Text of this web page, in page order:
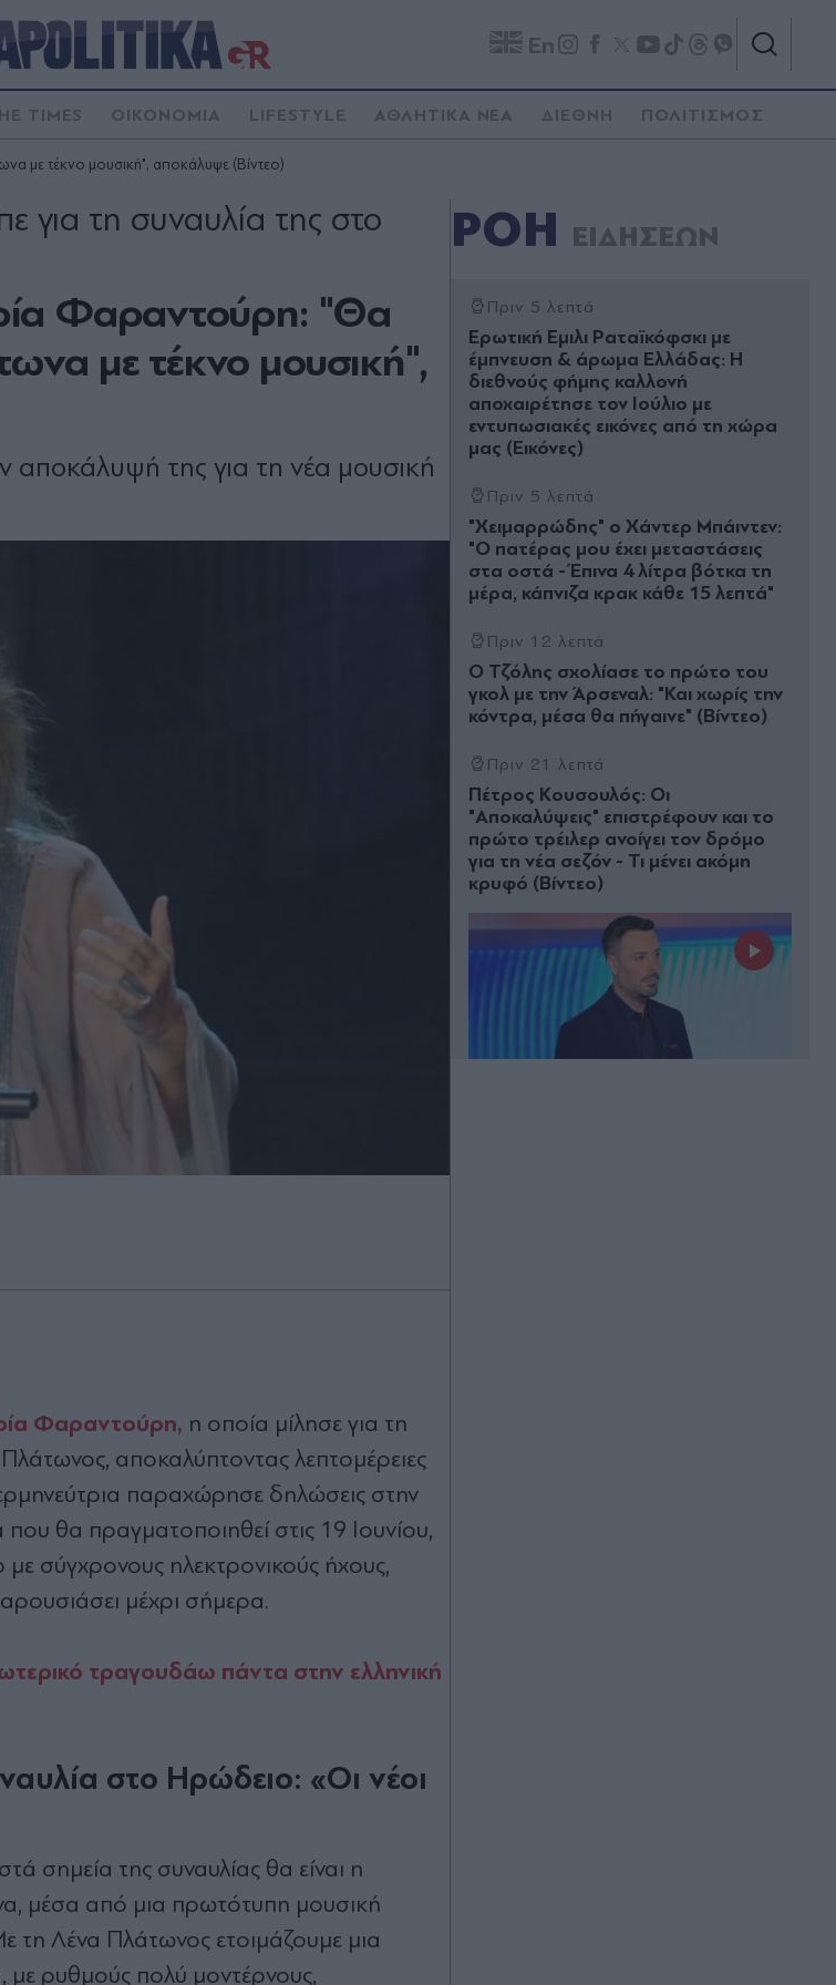
En
TIMES ΟΙΚΟΝΟΜΙΑ LIFESTYLE ΑΘΛΗΤΙΚΑ ΝΕΑ ΔΙΕΘΝΗ ΠΟΛΙΤΙΣΜΟΣ
με τέκνο μουσική", αποκάλυψε (Βίντεο)
Φαραντούρη: "Θα
με τέκνο μουσική",
για τη συναυλία της στο
της για τη νέα μουσική
Φαραντούρη, η οποία μίλησε για τη
αποκαλύπτοντας λεπτομέρειες
παραχώρησε δηλώσεις στην
θα πραγματοποιηθεί στις 19 Ιουνίου,
σύγχρονους ηλεκτρονικούς ήχους,
μέχρι σήμερα.
τραγουδάω πάντα στην ελληνική
στο Ηρώδειο: «Οι νέοι
σημεία της συναυλίας θα είναι η
μέσα από μια πρωτότυπη μουσική
τη Λένα Πλάτωνος ετοιμάζουμε μια
με ρυθμούς πολύ μοντέρνους,
ΡΟΗ ΕΙΔΗΣΕΩΝ
Πριν 5 λεπτά
Ερωτική Εµιλι Ραταϊκόφσκι µε
έµπνευση & άρωµα Ελλάδας: Η
διεθνούς φήμης καλλονή
αποχαιρέτησε τον Ιούλιο με
εντυπωσιακές εικόνες από τη χώρα
μας (Εικόνες)
Πριν 5 λεπτά
"Χειμαρρώδης" ο Χάντερ Μπάιντεν:
"Ο πατέρας μου έχει μεταστάσεις
στα οστά - Έπινα 4 λίτρα βότκα τη
μέρα, κάπνιζα κρακ κάθε 15 λεπτά"
Πριν 12 λεπτά
Ο Τζόλης σχολίασε το πρώτο του
γκολ με την Άρσεναλ: "Και χωρίς την
κόντρα, μέσα θα πήγαινε" (Βίντεο)
Πριν 21 λεπτά
Πέτρος Κουσουλός: Οι
"Αποκαλύψεις" επιστρέφουν και το
πρώτο τρέιλερ ανοίγει τον δρόμο
για τη νέα σεζόν - Τι μένει ακόμη
κρυφό (Βίντεο)